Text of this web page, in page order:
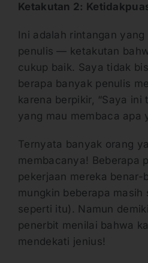
Ketakutan 2:
Ini adalah rintangan
penulis — ketakutan
cukup baik. Saya tidak
berapa banyak penulis
karena berpikir, “Saya ini
yang mau membaca apa
Ternyata banyak orang
membacanya! Beberapa
pekerjaan mereka benar-
mungkin beberapa masih
seperti itu). Namun
penerbit menilai bahwa
mendekati jenius!